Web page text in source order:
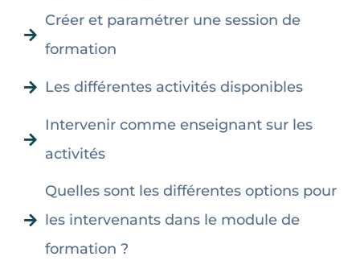
Créer et paramétrer une session de
formation
Les différentes activités disponibles
Intervenir comme enseignant sur les
activités
Quelles sont les différentes options pour
les intervenants dans le module de
formation ?